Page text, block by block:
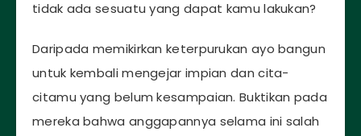
tidak ada sesuatu yang dapat kamu lakukan?
Daripada memikirkan keterpurukan ayo bangun
untuk kembali mengejar impian dan cita-
citamu yang belum kesampaian. Buktikan pada
mereka bahwa anggapannya selama ini salah